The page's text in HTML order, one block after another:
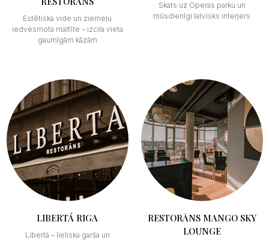
Estētiska vide un ziemeļu
iedvesmota maltīte – izcila vieta
gaumīgām kāzām
Skats uz Operas parku un
mūsdienīgi latvisks interjers
LIBERTÁ RIGA
Libertá – lieliska garša un
RESTORĀNS MANGO SKY
LOUNGE